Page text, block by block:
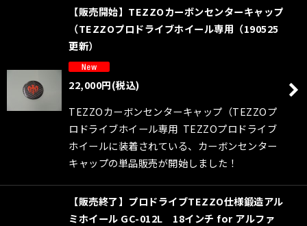
【販売開始】TEZZOカーボンセンターキャップ
（TEZZOプロドライブホイール専用（190525
更新）
22,000円(税込)
TEZZOカーボンセンターキャップ（TEZZOプ
ロドライブホイール専用 TEZZOプロドライブ
ホイールに装着されている、カーボンセンター
キャップの単品販売が開始しました！
【販売終了】プロドライブTEZZO仕様鍛造アル
ミホイール GC-012L 18インチ for アルファ